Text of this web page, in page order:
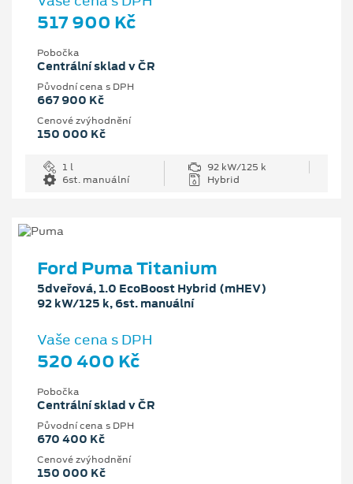
517 900 Kč
Pobočka
Centrální sklad v ČR
Původní cena s DPH
667 900 Kč
Cenové zvýhodnění
150 000 Kč
1 l
92 kW/125 k
6st. manuální
Hybrid
Ford Puma Titanium
5dveřová, 1.0 EcoBoost Hybrid (mHEV)
92 kW/125 k, 6st. manuální
Vaše cena s DPH
520 400 Kč
Pobočka
Centrální sklad v ČR
Původní cena s DPH
670 400 Kč
Cenové zvýhodnění
150 000 Kč